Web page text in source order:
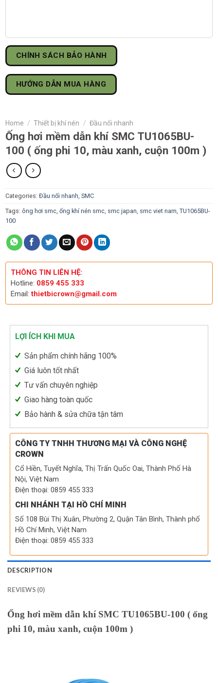
CHÍNH SÁCH BẢO HÀNH
HƯỚNG DẪN MUA HÀNG
Home / Thiết bị khí nén / Đầu nối nhanh
Ống hơi mềm dẫn khí SMC TU1065BU-
100 ( ống phi 10, màu xanh, cuộn 100m )
Categories: Đầu nối nhanh, SMC
Tags: ông hơi smc, ống khí nén smc, smc japan, smc viet nam, TU1065BU-
100
THÔNG TIN LIÊN HỆ:
Hotline: 0859 455 333
Email:thietbicrown@gmail.com
LỢI ÍCH KHI MUA
Sản phẩm chính hãng 100%
Giá luôn tốt nhất
Tư vấn chuyên nghiệp
Giao hàng toàn quốc
Bảo hành & sửa chữa tận tâm
CÔNG TY TNHH THƯƠNG MẠI VÀ CÔNG NGHỆ
CROWN
Cổ Hiền, Tuyết Nghĩa, Thị Trấn Quốc Oai, Thành Phố Hà
Nội, Việt Nam
Điện thoại: 0859 455 333
CHI NHÁNH TẠI HỒ CHÍ MINH
Số 108 Bùi Thị Xuân, Phường 2, Quận Tân Bình, Thành phố
Hồ Chí Minh, Việt Nam
Điện thoại: 0859 455 333
DESCRIPTION
REVIEWS (0)
Ống hơi mềm dẫn khí SMC TU1065BU-100 ( ống
phi 10, màu xanh, cuộn 100m )